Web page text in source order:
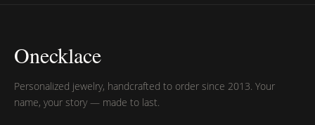
Onecklace
Personalized jewelry, handcrafted to order since 2013. Your
name, your story — made to last.